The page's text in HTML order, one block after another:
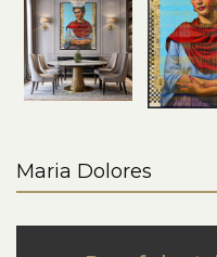
Maria Dolores